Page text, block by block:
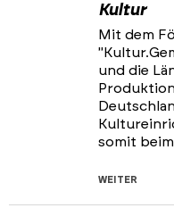
Kultur
Mit dem
und die
somit
WEITER